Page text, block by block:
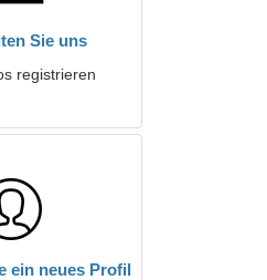
Sie uns
registrieren
ein neues Profil